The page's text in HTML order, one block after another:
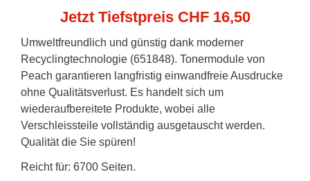
Jetzt Tiefstpreis CHF 16,50
Umweltfreundlich und günstig dank moderner
Recyclingtechnologie (651848). Tonermodule von
Peach garantieren langfristig einwandfreie Ausdrucke
ohne Qualitätsverlust. Es handelt sich um
wiederaufbereitete Produkte, wobei alle
Verschleissteile vollständig ausgetauscht werden.
Qualität die Sie spüren!
Reicht für: 6700 Seiten.